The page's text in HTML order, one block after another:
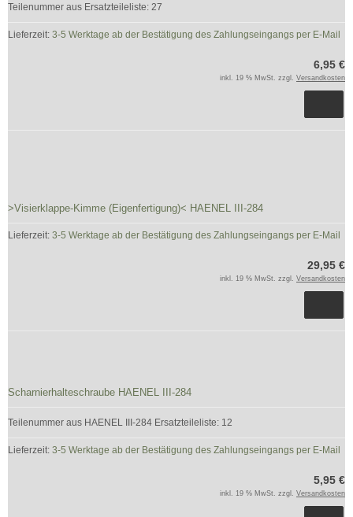
Teilenummer aus Ersatzteileliste: 27
Lieferzeit: 3-5 Werktage ab der Bestätigung des Zahlungseingangs per E-Mail
6,95 €
inkl. 19 % MwSt. zzgl. Versandkosten
>Visierklappe-Kimme (Eigenfertigung)< HAENEL III-284
Lieferzeit: 3-5 Werktage ab der Bestätigung des Zahlungseingangs per E-Mail
29,95 €
inkl. 19 % MwSt. zzgl. Versandkosten
Scharnierhalteschraube HAENEL III-284
Teilenummer aus HAENEL III-284 Ersatzteileliste: 12
Lieferzeit: 3-5 Werktage ab der Bestätigung des Zahlungseingangs per E-Mail
5,95 €
inkl. 19 % MwSt. zzgl. Versandkosten